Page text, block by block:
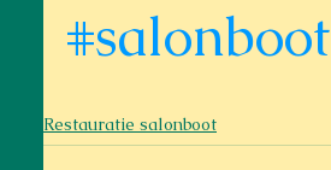
#salonboot
Restauratie salonboot